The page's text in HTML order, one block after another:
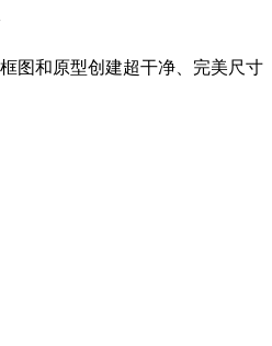
图和原型创建超干净、完美尺寸